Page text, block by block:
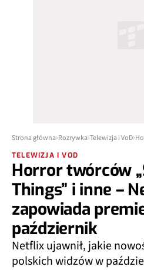
Strona główna Rozrywka Telewizja i VoD
TELEWIZJA I VOD
Horror twórców
Things” i inne –
zapowiada
październik
Netflix ujawnił, jakie
polskich widzów w